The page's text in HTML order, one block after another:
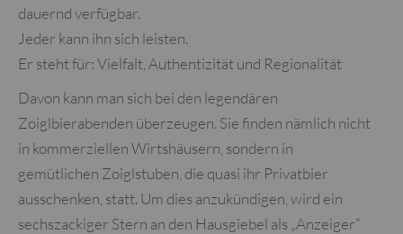
dauernd verfügbar.
Jeder kann ihn sich leisten.
Er steht für: Vielfalt, Authentizität und Regionalität
Davon kann man sich bei den legendären
Zoiglbierabenden überzeugen. Sie finden nämlich nicht
in kommerziellen Wirtshäusern, sondern in
gemütlichen Zoiglstuben, die quasi ihr Privatbier
ausschenken, statt. Um dies anzukündigen, wird ein
sechszackiger Stern an den Hausgiebel als „Anzeiger“